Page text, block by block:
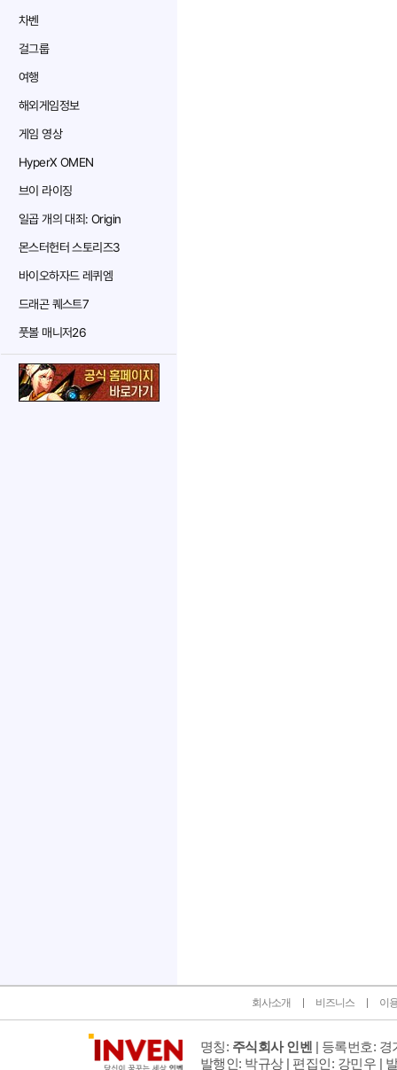
차벤
걸그룹
여행
해외게임정보
게임 영상
HyperX OMEN
브이 라이징
일곱 개의 대죄: Origin
몬스터헌터 스토리즈3
바이오하자드 레퀴엠
드래곤 퀘스트7
풋볼 매니저26
회사소개 비즈니스 이
명칭: 주식회사 인벤 | 등록번호: 경
발행인: 박규상 | 편집인: 강민우 |